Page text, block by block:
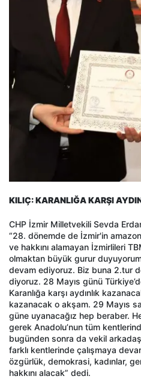
KILIÇ: KARANLIĞA KARŞI
CHP İzmir Milletvekili Sevda
“28. dönemde de İzmir'in
ve hakkını alamayan İzmirlileri
olmaktan büyük gurur
devam ediyoruz. Biz buna 2.tur
diyoruz. 28 Mayıs günü
Karanlığa karşı aydınlık
kazanacak o akşam. 29 Mayıs
güne uyanacağız hep beraber.
gerek Anadolu’nun tüm
bugünden sonra da vekil
farklı kentlerinde çalışmaya
özgürlük, demokrasi, kadınlar,
hakkını alacak” dedi.